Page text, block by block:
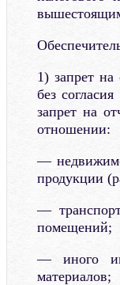
1) запрет на
без
запрет на
отношении:
—
продукции
—
помещений;
— иного
материалов;